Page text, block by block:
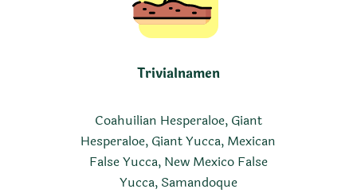
Trivialnamen
Coahuilian Hesperaloe, Giant
Hesperaloe, Giant Yucca, Mexican
False Yucca, New Mexico False
Yucca, Samandoque